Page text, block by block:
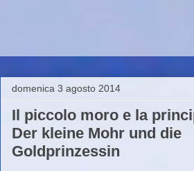
domenica 3 agosto 2014
Il piccolo moro e la
Der kleine Mohr und die
Goldprinzessin